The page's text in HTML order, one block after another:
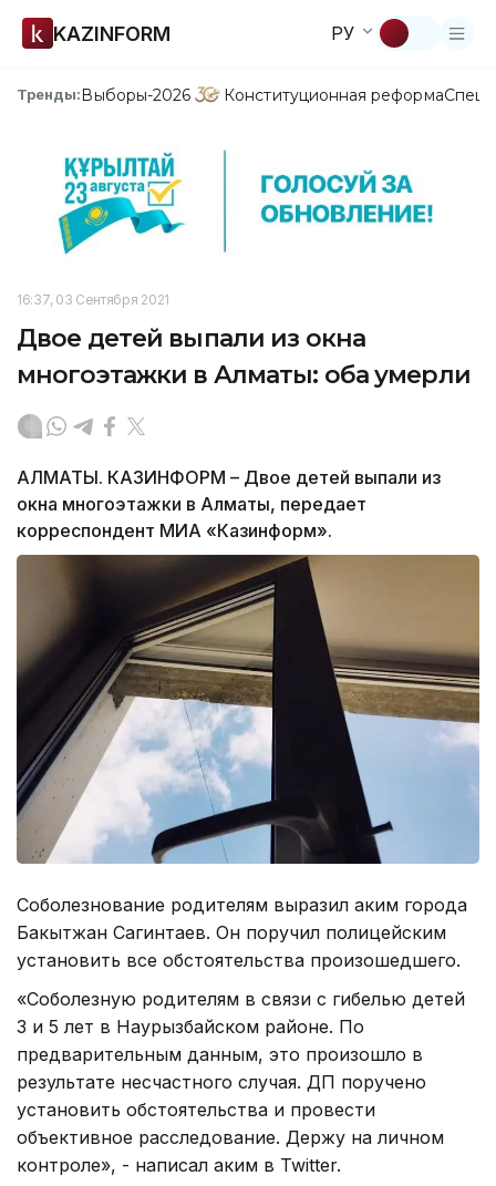
KAZINFORM РУ
Тренды:Выборы-2026 Конституционная реформа
16:37, 03 Сентября 2021
Двое детей выпали из окна
многоэтажки в Алматы: оба умерли
АЛМАТЫ. КАЗИНФОРМ – Двое детей выпали из
окна многоэтажки в Алматы, передает
корреспондент МИА «Казинформ».
Соболезнование родителям выразил аким города
Бакытжан Сагинтаев. Он поручил полицейским
установить все обстоятельства произошедшего.
«Соболезную родителям в связи с гибелью детей
3 и 5 лет в Наурызбайском районе. По
предварительным данным, это произошло в
результате несчастного случая. ДП поручено
установить обстоятельства и провести
объективное расследование. Держу на личном
контроле», - написал аким в Twitter.